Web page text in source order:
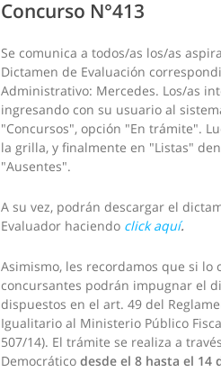
Concurso N°413
Se comunica a todos/as los/as
Dictamen de Evaluación
Administrativo: Mercedes. Los/as
ingresando con su usuario al
"Concursos", opción "En trámite".
la grilla, y finalmente en "Listas"
"Ausentes".
A su vez, podrán descargar el
Evaluador haciendo click aquí.
Asimismo, les recordamos que si lo
concursantes podrán impugnar el
dispuestos en el art. 49 del
Igualitario al Ministerio Público
507/14). El trámite se realiza a
Democrático desde el 8 hasta el 14